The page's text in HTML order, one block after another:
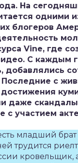
На
одними
блогеров
Vine, где
С каждым
добавлялись
Последние с
даже
с участием
младший
трудится
кровельщик,